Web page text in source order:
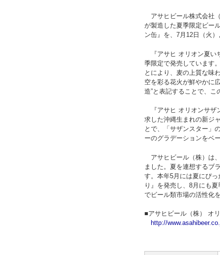
アサヒビール株式会社
が製造した夏季限定ビー
ン缶』を、7月12日（火
『アサヒ オリオン夏い
季限定で発売しています
とにより、麦の上質な味
空を彩る花火が鮮やかに
造”と表記することで、
『アサヒ オリオンサザ
求した沖縄生まれの新ジ
とで、「サザンスター」
ーのグラデーションをベ
アサヒビール（株）は
ました。夏を連想するブ
す。本年5月には夏にぴ
り』を発売し、8月にも
でビール類市場の活性化
■アサヒビール（株） オ
http://